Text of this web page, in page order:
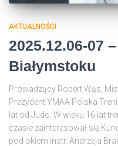
AKTUALNOŚCI
2025.12.06-07
Białymstoku
Prowadzący Robert Wąs,
Prezydent YMAA Polska
lat od Judo. W wieku 16 lat
czasie zainteresował się
pod okiem instr. Andrzeja